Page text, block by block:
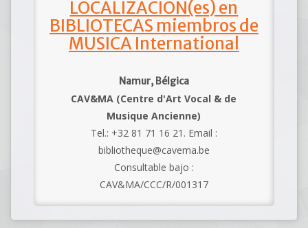
LOCALIZACION(es) en
BIBLIOTECAS miembros de
MUSICA International
Namur, Bélgica
CAV&MA (Centre d'Art Vocal & de
Musique Ancienne)
Tel.: +32 81 71 16 21. Email :
bibliotheque@cavema.be
Consultable bajo :
CAV&MA/CCC/R/001317